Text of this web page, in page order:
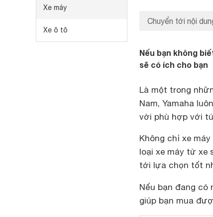
Xe máy
Xe ô tô
Chuyển tới nội
Nếu bạn không
sẽ có ích cho bạn
Là một trong
Nam, Yamaha
vời phù hợp với
Không chỉ xe
loại xe máy từ xe
tới lựa chọn tốt
Nếu bạn đang có
giúp bạn mua